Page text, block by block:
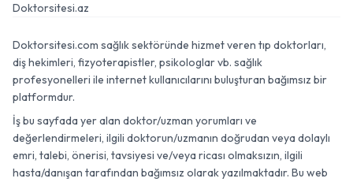
Doktorsitesi.az
Doktorsitesi.com sağlık sektöründe hizmet veren tıp doktorları,
diş hekimleri, fizyoterapistler, psikologlar vb. sağlık
profesyonelleri ile internet kullanıcılarını buluşturan bağımsız bir
platformdur.
İş bu sayfada yer alan doktor/uzman yorumları ve
değerlendirmeleri, ilgili doktorun/uzmanın doğrudan veya dolaylı
emri, talebi, önerisi, tavsiyesi ve/veya ricası olmaksızın, ilgili
hasta/danışan tarafından bağımsız olarak yazılmaktadır. Bu web